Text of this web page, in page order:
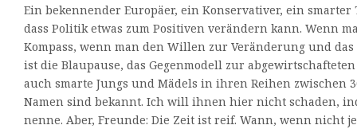
Ein bekennender Europäer, ein Konservativer, ein
dass Politik etwas zum Positiven verändern kann. Wenn
Kompass, wenn man den Willen zur Veränderung und das
ist die Blaupause, das Gegenmodell zur abgewirtschafteten
auch smarte Jungs und Mädels in ihren Reihen zwischen
Namen sind bekannt. Ich will ihnen hier nicht schaden,
nenne. Aber, Freunde: Die Zeit ist reif. Wann, wenn nicht